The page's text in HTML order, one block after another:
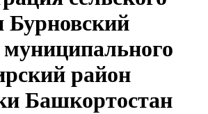
Бурновский
муниципального
район
Башкортостан